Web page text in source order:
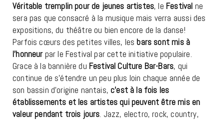
Véritable tremplin pour de jeunes artistes, le Festival ne
sera pas que consacré à la musique mais verra aussi des
expositions, du théâtre ou bien encore de la danse!
Parfois cœurs des petites villes, les bars sont mis à
l’honneurpar le Festival par cette initiative populaire.
Grace à la bannière du Festival Culture Bar-Bars, qui
continue de s’étendre un peu plus loin chaque année de
son bassin d’origine nantais, c’est à la fois les
établissements et les artistes qui peuvent être mis en
valeur pendant trois jours. Jazz, electro, rock, country,